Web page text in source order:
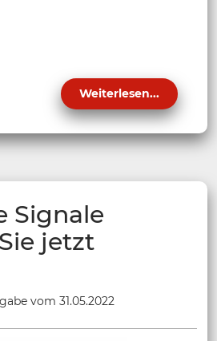
Weiterlesen...
Signale
jetzt
vom 31.05.2022